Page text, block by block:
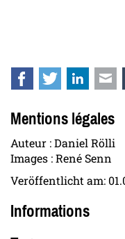
Facebook
TwitterLinkedIn
E-
Mentions légales
Auteur : Daniel Rölli
Images : René Senn
Veröffentlicht am:
Informations